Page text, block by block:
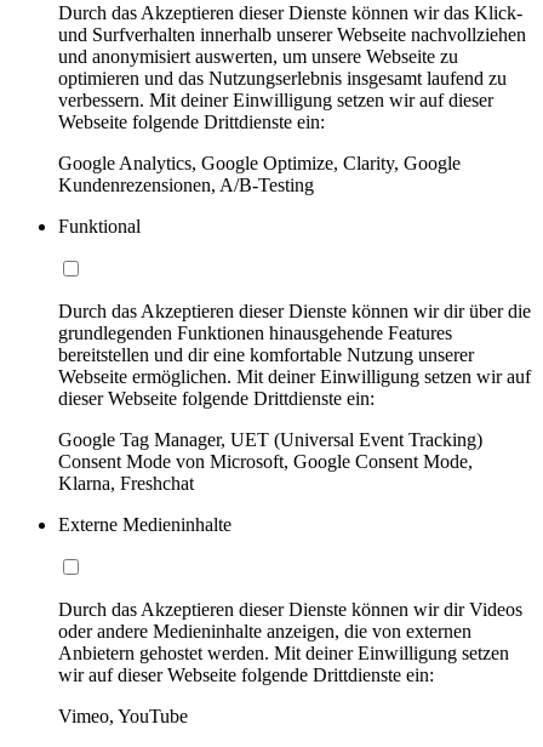
Durch das Akzeptieren dieser Dienste können wir das Klick-
und Surfverhalten innerhalb unserer Webseite nachvollziehen
und anonymisiert auswerten, um unsere Webseite zu
optimieren und das Nutzungserlebnis insgesamt laufend zu
verbessern. Mit deiner Einwilligung setzen wir auf dieser
Webseite folgende Drittdienste ein:
Google Analytics, Google Optimize, Clarity, Google
Kundenrezensionen, A/B-Testing
Funktional
Durch das Akzeptieren dieser Dienste können wir dir über die
grundlegenden Funktionen hinausgehende Features
bereitstellen und dir eine komfortable Nutzung unserer
Webseite ermöglichen. Mit deiner Einwilligung setzen wir auf
dieser Webseite folgende Drittdienste ein:
Google Tag Manager, UET (Universal Event Tracking)
Consent Mode von Microsoft, Google Consent Mode,
Klarna, Freshchat
Externe Medieninhalte
Durch das Akzeptieren dieser Dienste können wir dir Videos
oder andere Medieninhalte anzeigen, die von externen
Anbietern gehostet werden. Mit deiner Einwilligung setzen
wir auf dieser Webseite folgende Drittdienste ein:
Vimeo, YouTube